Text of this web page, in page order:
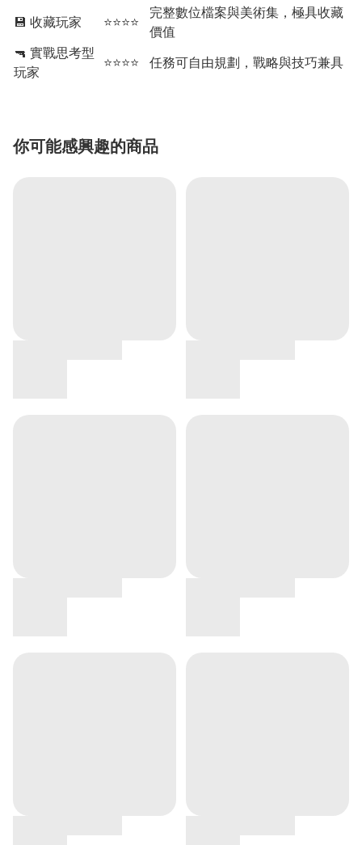
💾 收藏玩家 ⭐⭐⭐⭐
完整數位檔案與美術集，極具收藏
價值
🔫 實戰思考型
玩家
⭐⭐⭐⭐ 任務可自由規劃，戰略與技巧兼具
你可能感興趣的商品